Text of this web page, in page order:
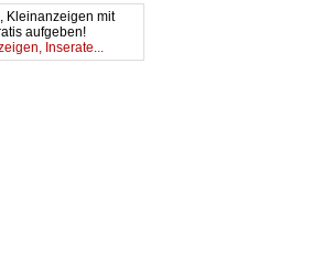
Kleinanzeigen mit
aufgeben!
Inserate...